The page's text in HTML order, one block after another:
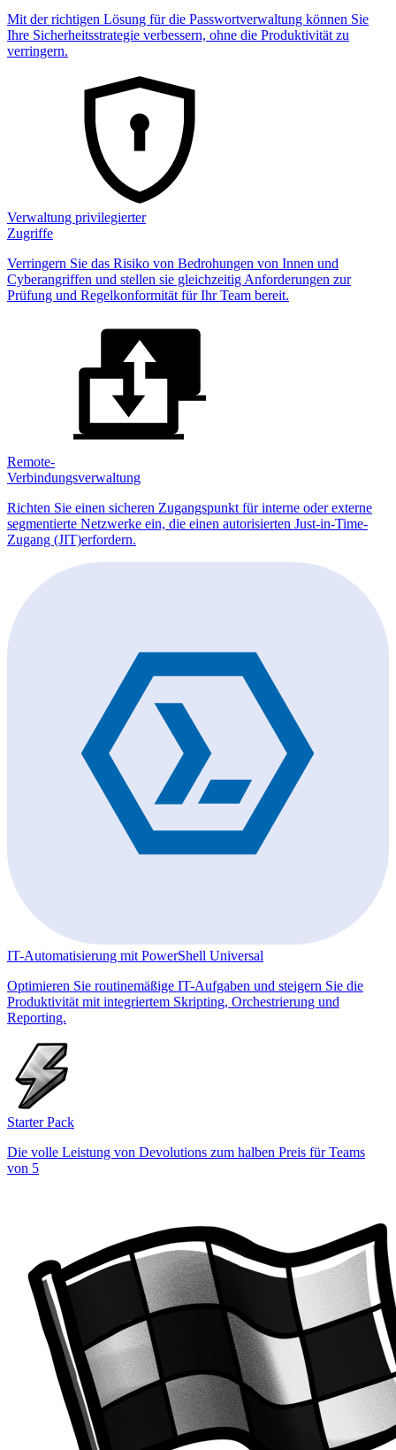
Mit der richtigen Lösung für die Passwortverwaltung können Sie
Ihre Sicherheitsstrategie verbessern, ohne die Produktivität zu
verringern.
Verwaltung privilegierter
Zugriffe
Verringern Sie das Risiko von Bedrohungen von Innen und
Cyberangriffen und stellen sie gleichzeitig Anforderungen zur
Prüfung und Regelkonformität für Ihr Team bereit.
Remote-
Verbindungsverwaltung
Richten Sie einen sicheren Zugangspunkt für interne oder externe
segmentierte Netzwerke ein, die einen autorisierten Just-in-Time-
Zugang (JIT)erfordern.
IT-Automatisierung mit PowerShell Universal
Optimieren Sie routinemäßige IT-Aufgaben und steigern Sie die
Produktivität mit integriertem Skripting, Orchestrierung und
Reporting.
Starter Pack
Die volle Leistung von Devolutions zum halben Preis für Teams
von 5